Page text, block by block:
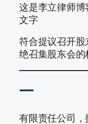
这是李立律师博
文字
符合提议召开
绝召集股东会的
一
有限责任公司